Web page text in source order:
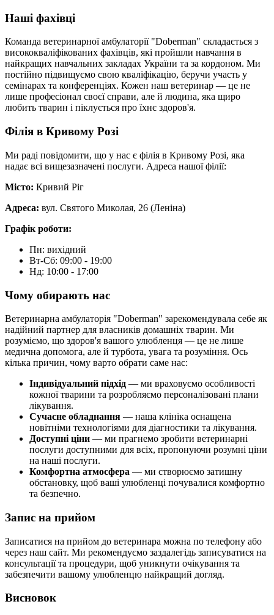
Наші фахівці
Команда ветеринарної амбулаторії "Doberman" складається з
висококваліфікованих фахівців, які пройшли навчання в
найкращих навчальних закладах України та за кордоном. Ми
постійно підвищуємо свою кваліфікацію, беручи участь у
семінарах та конференціях. Кожен наш ветеринар — це не
лише професіонал своєї справи, але й людина, яка щиро
любить тварин і піклується про їхнє здоров'я.
Філія в Кривому Розі
Ми раді повідомити, що у нас є філія в Кривому Розі, яка
надає всі вищезазначені послуги. Адреса нашої філії:
Місто: Кривий Ріг
Адреса: вул. Святого Миколая, 26 (Леніна)
Графік роботи:
Пн: вихідний
Вт-Сб: 09:00 - 19:00
Нд: 10:00 - 17:00
Чому обирають нас
Ветеринарна амбулаторія "Doberman" зарекомендувала себе як
надійний партнер для власників домашніх тварин. Ми
розуміємо, що здоров'я вашого улюбленця — це не лише
медична допомога, але й турбота, увага та розуміння. Ось
кілька причин, чому варто обрати саме нас:
Індивідуальний підхід — ми враховуємо особливості
кожної тварини та розробляємо персоналізовані плани
лікування.
Сучасне обладнання — наша клініка оснащена
новітніми технологіями для діагностики та лікування.
Доступні ціни — ми прагнемо зробити ветеринарні
послуги доступними для всіх, пропонуючи розумні ціни
на наші послуги.
Комфортна атмосфера — ми створюємо затишну
обстановку, щоб ваші улюбленці почувалися комфортно
та безпечно.
Запис на прийом
Записатися на прийом до ветеринара можна по телефону або
через наш сайт. Ми рекомендуємо заздалегідь записуватися на
консультації та процедури, щоб уникнути очікування та
забезпечити вашому улюбленцю найкращий догляд.
Висновок